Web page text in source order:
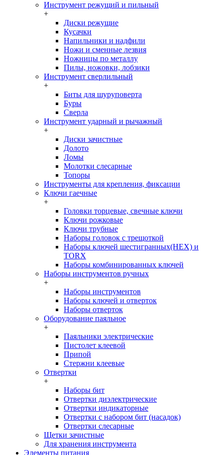
Инструмент режущий и пильный
+
Диски режущие
Кусачки
Напильники и надфили
Ножи и сменные лезвия
Ножницы по металлу
Пилы, ножовки, лобзики
Инструмент сверлильный
+
Биты для шуруповерта
Буры
Сверла
Инструмент ударный и рычажный
+
Диски зачистные
Долото
Ломы
Молотки слесарные
Топоры
Инструменты для крепления, фиксации
Ключи гаечные
+
Головки торцевые, свечные ключи
Ключи рожковые
Ключи трубные
Наборы головок c трещоткой
Наборы ключей шестигранных(HEX) и
TORX
Наборы комбинированных ключей
Наборы инструментов ручных
+
Наборы инструментов
Наборы ключей и отверток
Наборы отверток
Оборудование паяльное
+
Паяльники электрические
Пистолет клеевой
Припой
Стержни клеевые
Отвертки
+
Наборы бит
Отвертки диэлектрические
Отвертки индикаторные
Отвертки с набором бит (насадок)
Отвертки слесарные
Щетки зачистные
Для хранения инструмента
Элементы питания